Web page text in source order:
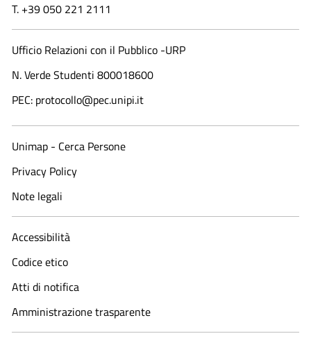
T. +39 050 221 2111
Ufficio Relazioni con il Pubblico -URP
N. Verde Studenti 800018600​
PEC: protocollo@pec.unipi.it
Unimap - Cerca Persone
Privacy Policy
Note legali
Accessibilità
Codice etico
Atti di notifica
Amministrazione trasparente